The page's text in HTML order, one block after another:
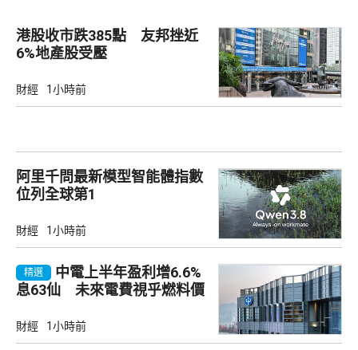
港股收市跌385點 友邦挫近
6%地產股受壓
財經 1小時前
阿里千問最新模型智能體指數
位列全球第1
財經 1小時前
精選
中電上半年盈利增6.6%
息63仙 未來電費視乎燃料價
財經 1小時前